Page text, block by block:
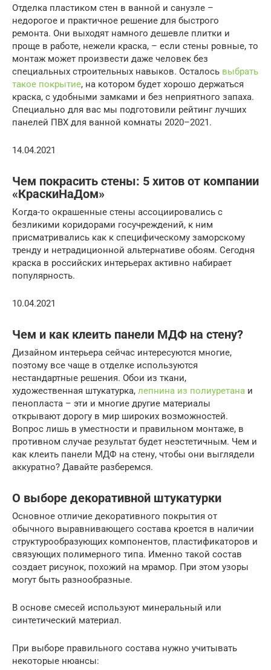
Отделка пластиком стен в ванной и санузле –
недорогое и практичное решение для быстрого
ремонта. Они выходят намного дешевле плитки и
проще в работе, нежели краска, – если стены ровные, то
монтаж может произвести даже человек без
специальных строительных навыков. Осталось выбрать
такое покрытие, на котором будет хорошо держаться
краска, с удобными замками и без неприятного запаха.
Специально для вас мы подготовили рейтинг лучших
панелей ПВХ для ванной комнаты 2020–2021.
14.04.2021
Чем покрасить стены: 5 хитов от компании
«‎КраскиНаДом»
Когда-то окрашенные стены ассоциировались с
безликими коридорами госучреждений, к ним
присматривались как к специфическому заморскому
тренду и нетрадиционной альтернативе обоям. Сегодня
краска в российских интерьерах активно набирает
популярность.
10.04.2021
Чем и как клеить панели МДФ на стену?
Дизайном интерьера сейчас интересуются многие,
поэтому все чаще в отделке используются
нестандартные решения. Обои из ткани,
художественная штукатурка, лепнина из полиуретана и
пенопласта – эти и многие другие материалы
открывают дорогу в мир широких возможностей.
Вопрос лишь в уместности и правильном монтаже, в
противном случае результат будет неэстетичным. Чем и
как клеить панели МДФ на стену, чтобы они выглядели
аккуратно? Давайте разберемся.
О выборе декоративной штукатурки
Основное отличие декоративного покрытия от
обычного выравнивающего состава кроется в наличии
структурообразующих компонентов, пластификаторов и
связующих полимерного типа. Именно такой состав
создает рисунок, похожий на мрамор. При этом узоры
могут быть разнообразные.
В основе смесей используют минеральный или
синтетический материал.
При выборе правильного состава нужно учитывать
некоторые нюансы: